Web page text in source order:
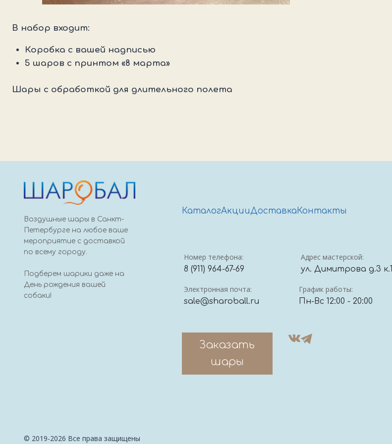
В набор входит:
Коробка с вашей надписью
5 шаров с принтом «8 марта»
Шары с обработкой для длительного полета
Воздушные шары в Санкт-
Петербурге на любое ваше
мероприятие с доставкой
по всему городу.
Подберем шарики даже на
День рождения вашей
собаки!
КаталогАкцииДоставка Контакты
Номер телефона:
8 (911) 964-67-69
Адрес мастерской:
ул. Димитрова д.3 к.1
Электронная почта:
sale@sharoball.ru
График работы:
Пн-Вс 12:00 - 20:00
Заказать
шары
© 2019-2026 Все права защищены